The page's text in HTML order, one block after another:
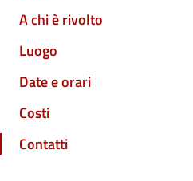
A chi è rivolto
Luogo
Date e orari
Costi
Contatti